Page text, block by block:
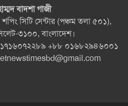
বাদশা গাজী
সিটি সেন্টার (পঞ্চম তলা ৫০১),
৩১০০, বাংলাদেশ।
+৮৮ ০১৬৮২৯৪৬০০১